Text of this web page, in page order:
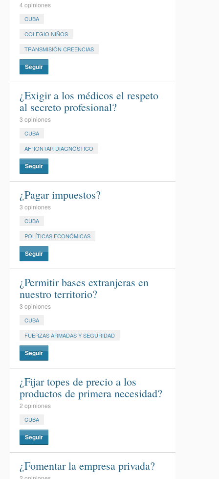
4 opiniones
CUBA
COLEGIO NIÑOS
TRANSMISIÓN CREENCIAS
Seguir
¿Exigir a los médicos el respeto
al secreto profesional?
3 opiniones
CUBA
AFRONTAR DIAGNÓSTICO
Seguir
¿Pagar impuestos?
3 opiniones
CUBA
POLÍTICAS ECONÓMICAS
Seguir
¿Permitir bases extranjeras en
nuestro territorio?
3 opiniones
CUBA
FUERZAS ARMADAS Y SEGURIDAD
Seguir
¿Fijar topes de precio a los
productos de primera necesidad?
2 opiniones
CUBA
Seguir
¿Fomentar la empresa privada?